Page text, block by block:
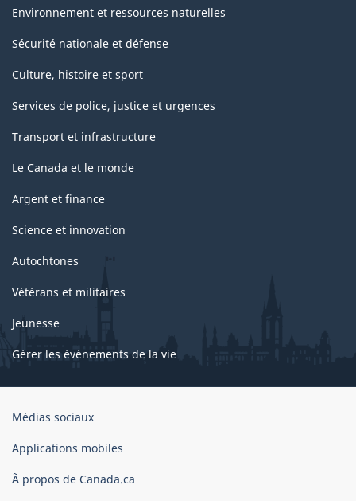
Environnement et ressources naturelles
Sécurité nationale et défense
Culture, histoire et sport
Services de police, justice et urgences
Transport et infrastructure
Le Canada et le monde
Argent et finance
Science et innovation
Autochtones
Vétérans et militaires
Jeunesse
Gérer les événements de la vie
Organisation
gouvernement
Canada
Médias sociaux
Applications mobiles
Ã propos de Canada.ca